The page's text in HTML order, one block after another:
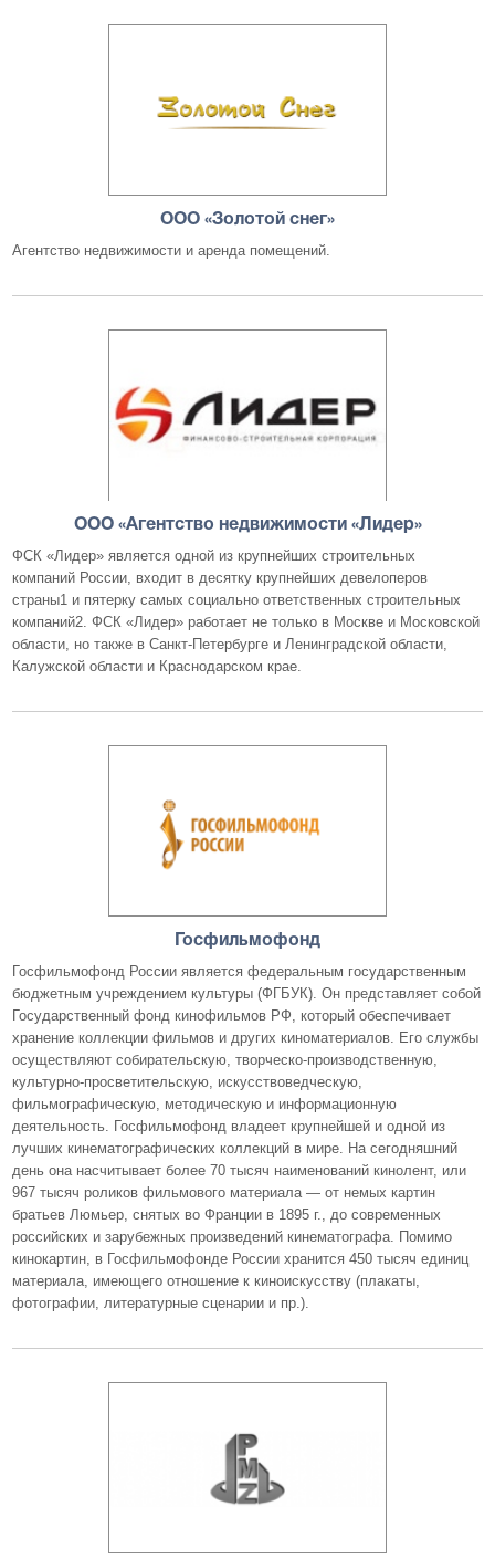
ООО «Золотой снег»
Агентство недвижимости и аренда помещений.
ООО «Агентство недвижимости «Лидер»
ФСК «Лидер» является одной из крупнейших строительных
компаний России, входит в десятку крупнейших девелоперов
страны1 и пятерку самых социально ответственных строительных
компаний2. ФСК «Лидер» работает не только в Москве и Московской
области, но также в Санкт-Петербурге и Ленинградской области,
Калужской области и Краснодарском крае.
Госфильмофонд
Госфильмофонд России является федеральным государственным
бюджетным учреждением культуры (ФГБУК). Он представляет собой
Государственный фонд кинофильмов РФ, который обеспечивает
хранение коллекции фильмов и других киноматериалов. Его службы
осуществляют собирательскую, творческо-производственную,
культурно-просветительскую, искусствоведческую,
фильмографическую, методическую и информационную
деятельность. Госфильмофонд владеет крупнейшей и одной из
лучших кинематографических коллекций в мире. На сегодняшний
день она насчитывает более 70 тысяч наименований кинолент, или
967 тысяч роликов фильмового материала — от немых картин
братьев Люмьер, снятых во Франции в 1895 г., до современных
российских и зарубежных произведений кинематографа. Помимо
кинокартин, в Госфильмофонде России хранится 450 тысяч единиц
материала, имеющего отношение к киноискусству (плакаты,
фотографии, литературные сценарии и пр.).